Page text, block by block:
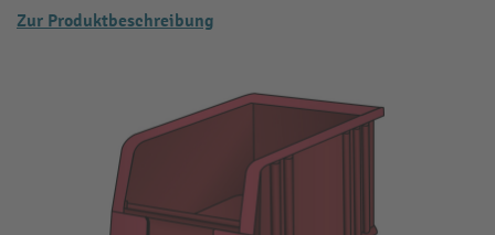
Zur Produktbeschreibung